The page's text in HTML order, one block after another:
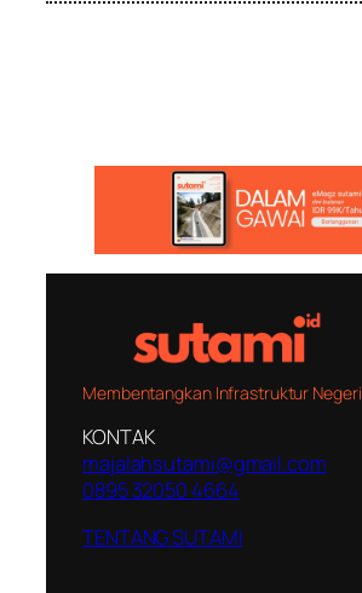
Membentangkan Infrastruktur Negeri
KONTAK
majalahsutami@gmail.com
0895 32050 4664
TENTANG SUTAMI